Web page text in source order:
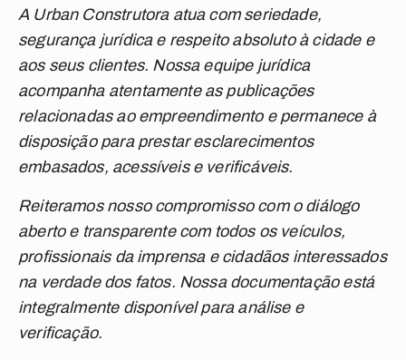
A Urban Construtora atua com seriedade,
segurança jurídica e respeito absoluto à cidade e
aos seus clientes. Nossa equipe jurídica
acompanha atentamente as publicações
relacionadas ao empreendimento e permanece à
disposição para prestar esclarecimentos
embasados, acessíveis e verificáveis.
Reiteramos nosso compromisso com o diálogo
aberto e transparente com todos os veículos,
profissionais da imprensa e cidadãos interessados
na verdade dos fatos. Nossa documentação está
integralmente disponível para análise e
verificação.